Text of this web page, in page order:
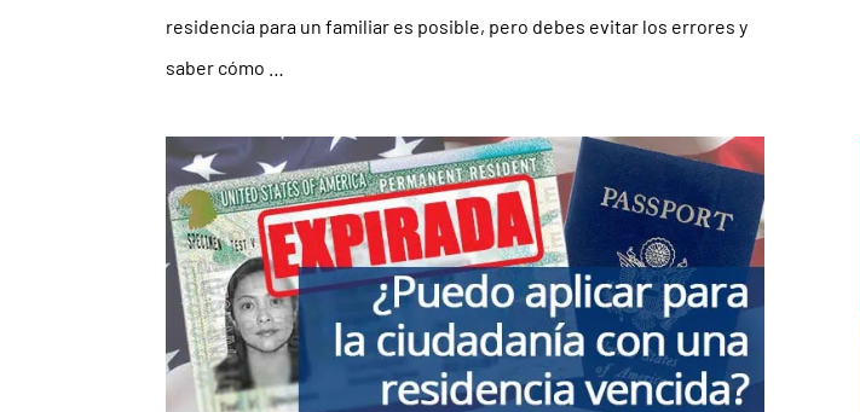
residencia para un familiar es posible, pero debes evitar los errores y
saber cómo …